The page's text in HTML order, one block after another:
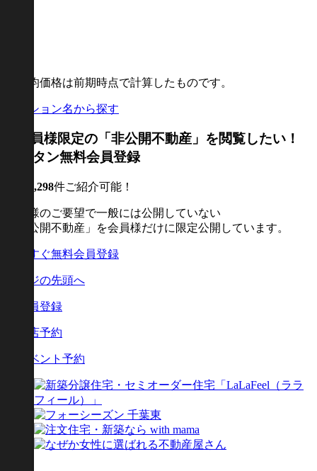
※平均価格は前期時点で計算したものです。
マンション名から探す
1,298件ご紹介可能！
売主様のご要望で一般には公開していない
「非公開不動産」を会員様だけに限定公開しています。
ページの先頭へ